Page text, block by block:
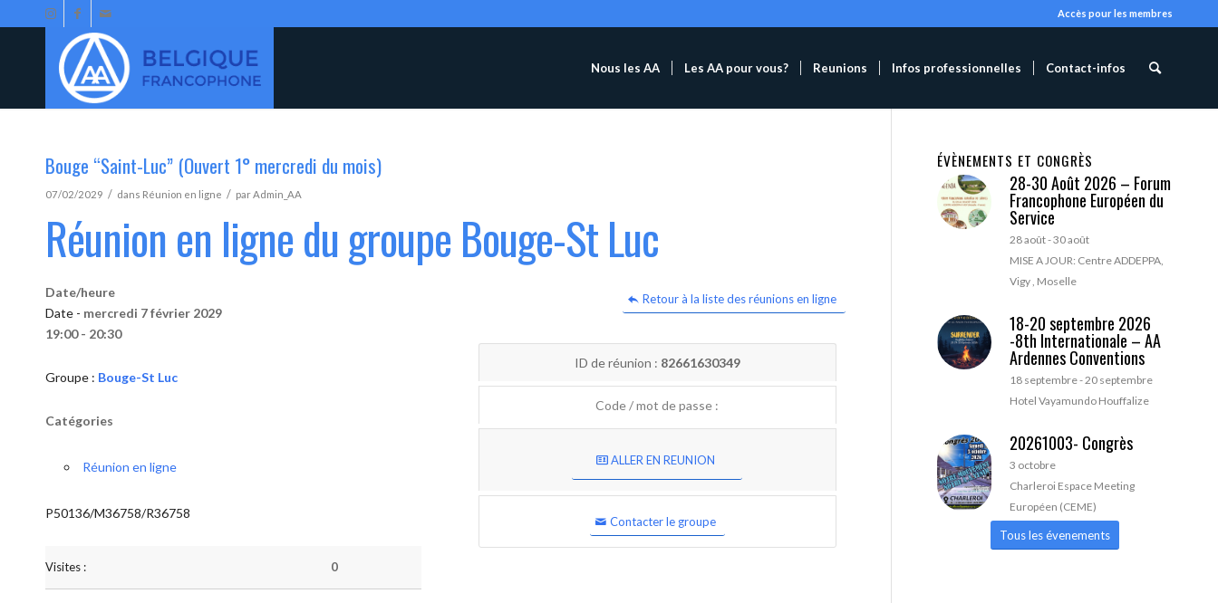
Accès pour les membres
Nous les AA Les AA pour vous? Reunions Infos professionnelles Contact-infos
Bouge “Saint-Luc” (Ouvert 1° mercredi du mois)
07/02/2029 / dans Réunion en ligne / parAdmin_AA
Réunion en ligne du groupe Bouge-St Luc
Retour à la liste des réunions en ligne
Date/heure
Date - mercredi 7 février 2029
19:00 - 20:30
Groupe : Bouge-St Luc
Catégories
Réunion en ligne
P50136/M36758/R36758
Visites : 0
ID de réunion : 82661630349
Code / mot de passe :
ALLER EN REUNION
Contacter le groupe
ÉVÈNEMENTS ET CONGRÈS
28-30 Août 2026 – Forum
Francophone Européen du
Service
28 août-30 août
MISE A JOUR: Centre ADDEPPA,
Vigy , Moselle
18-20 septembre 2026
-8th Internationale – AA
Ardennes Conventions
18 septembre-20 septembre
Hotel Vayamundo Houffalize
20261003- Congrès
3 octobre
Charleroi Espace Meeting
Européen (CEME)
Tous les évenements